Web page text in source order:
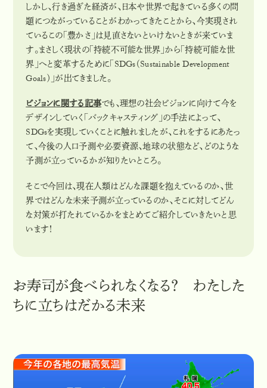
しかし、行き過ぎた経済が、日本や世界で起きている多くの問
題につながっていることがわかってきたことから、今実現され
ているこの「豊かさ」は見直さないといけないときが来ていま
す。まさしく現状の「持続不可能な世界」から「持続可能な世
界」へと変革するために「SDGs（Sustainable Development
Goals）」が出てきました。
ビジョンに関する記事でも、理想の社会ビジョンに向けて今を
デザインしていく「バックキャスティング」の手法によって、
SDGsを実現していくことに触れましたが、これをするにあたっ
て、今後の人口予測や必要資源、地球の状態など、どのような
予測が立っているかが知りたいところ。
そこで今回は、現在人類はどんな課題を抱えているのか、世
界ではどんな未来予測が立っているのか、そこに対してどん
な対策が打たれているかをまとめてご紹介していきたいと思
います！
お寿司が食べられなくなる？ わたした
ちに立ちはだかる未来